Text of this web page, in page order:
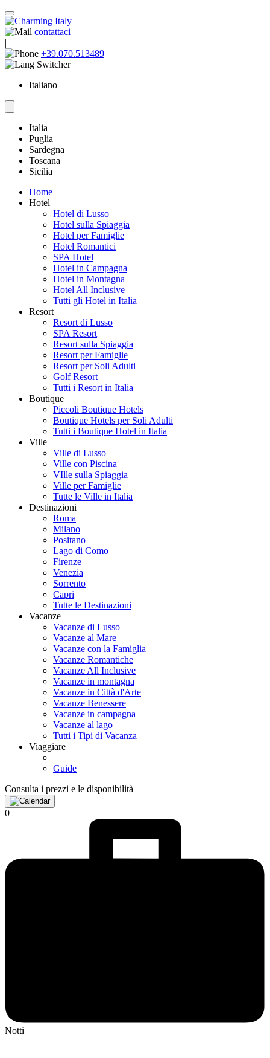
contattaci
|
+39.070.513489
Italiano
Italia
Puglia
Sardegna
Toscana
Sicilia
Home
Hotel
Hotel di Lusso
Hotel sulla Spiaggia
Hotel per Famiglie
Hotel Romantici
SPA Hotel
Hotel in Campagna
Hotel in Montagna
Hotel All Inclusive
Tutti gli Hotel in Italia
Resort
Resort di Lusso
SPA Resort
Resort sulla Spiaggia
Resort per Famiglie
Resort per Soli Adulti
Golf Resort
Tutti i Resort in Italia
Boutique
Piccoli Boutique Hotels
Boutique Hotels per Soli Adulti
Tutti i Boutique Hotel in Italia
Ville
Ville di Lusso
Ville con Piscina
VIlle sulla Spiaggia
Ville per Famiglie
Tutte le Ville in Italia
Destinazioni
Roma
Milano
Positano
Lago di Como
Firenze
Venezia
Sorrento
Capri
Tutte le Destinazioni
Vacanze
Vacanze di Lusso
Vacanze al Mare
Vacanze con la Famiglia
Vacanze Romantiche
Vacanze All Inclusive
Vacanze in montagna
Vacanze in Città d'Arte
Vacanze Benessere
Vacanze in campagna
Vacanze al lago
Tutti i Tipi di Vacanza
Viaggiare
Guide
Consulta i prezzi e le disponibilità
0
Notti